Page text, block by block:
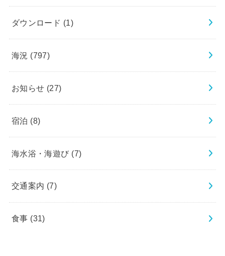
ダウンロード (1)
海況 (797)
お知らせ (27)
宿泊 (8)
海水浴・海遊び (7)
交通案内 (7)
食事 (31)